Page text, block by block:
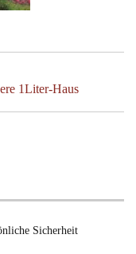
1Liter-Haus
Sicherheit